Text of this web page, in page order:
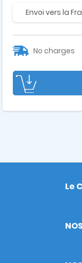
No charges
Footer
Le